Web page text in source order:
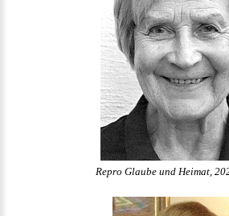
Repro Glaube und Heimat,